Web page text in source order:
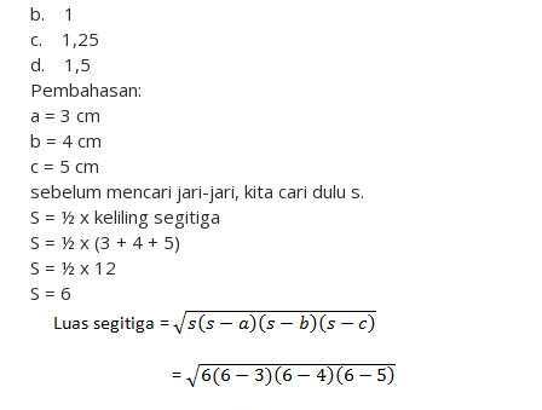
b. 1
c. 1,25
d. 1,5
Pembahasan:
a = 3 cm
b = 4 cm
c = 5 cm
sebelum mencari jari-jari, kita cari dulu s.
S = ½ x keliling segitiga
S = ½ x (3 + 4 + 5)
S = ½ x 12
S = 6